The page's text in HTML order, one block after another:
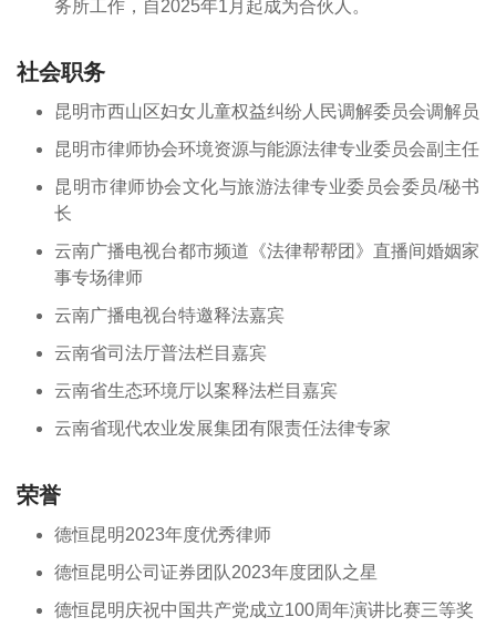
务所工作，自2025年1月起成为合伙人。
社会职务
昆明市西山区妇女儿童权益纠纷人民调解委员会调解员
昆明市律师协会环境资源与能源法律专业委员会副主任
昆明市律师协会文化与旅游法律专业委员会委员/秘书
长
云南广播电视台都市频道《法律帮帮团》直播间婚姻家
事专场律师
云南广播电视台特邀释法嘉宾
云南省司法厅普法栏目嘉宾
云南省生态环境厅以案释法栏目嘉宾
云南省现代农业发展集团有限责任法律专家
荣誉
德恒昆明2023年度优秀律师
德恒昆明公司证券团队2023年度团队之星
德恒昆明庆祝中国共产党成立100周年演讲比赛三等奖